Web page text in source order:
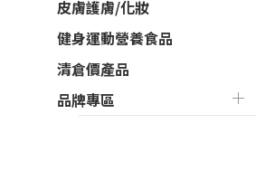
皮膚護膚/化妝
健身運動營養食品
清倉價產品
品牌專區